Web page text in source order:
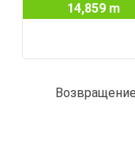
14,859 m